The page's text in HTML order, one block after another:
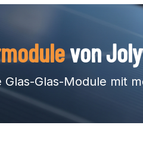
von
Glas-Glas-Module mit